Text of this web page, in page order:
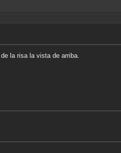
la risa la vista de arriba.